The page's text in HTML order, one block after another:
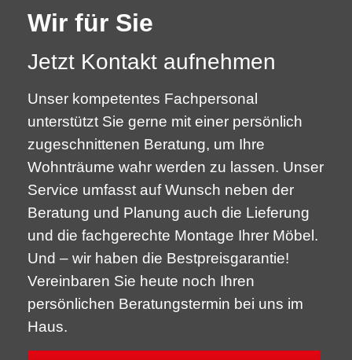
Wir für Sie
Jetzt Kontakt aufnehmen
Unser kompetentes Fachpersonal
unterstützt Sie gerne mit einer persönlich
zugeschnittenen Beratung, um Ihre
Wohnträume wahr werden zu lassen. Unser
Service umfasst auf Wunsch neben der
Beratung und Planung auch die Lieferung
und die fachgerechte Montage Ihrer Möbel.
Und – wir haben die Bestpreisgarantie!
Vereinbaren Sie heute noch Ihren
persönlichen Beratungstermin bei uns im
Haus.